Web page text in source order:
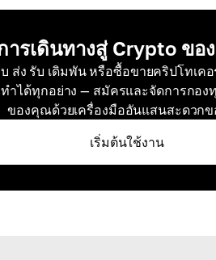
ารเดินทางสู่ Crypto ข
บ ส่ง รับ เดิมพัน หรือซื้อขายคริปโทเค
ำได้ทุกอย่าง — สมัครและจัดการกอง
ของคุณด้วยเครื่องมืออันแสนสะดวกข
เริ่มต้นใช้งาน